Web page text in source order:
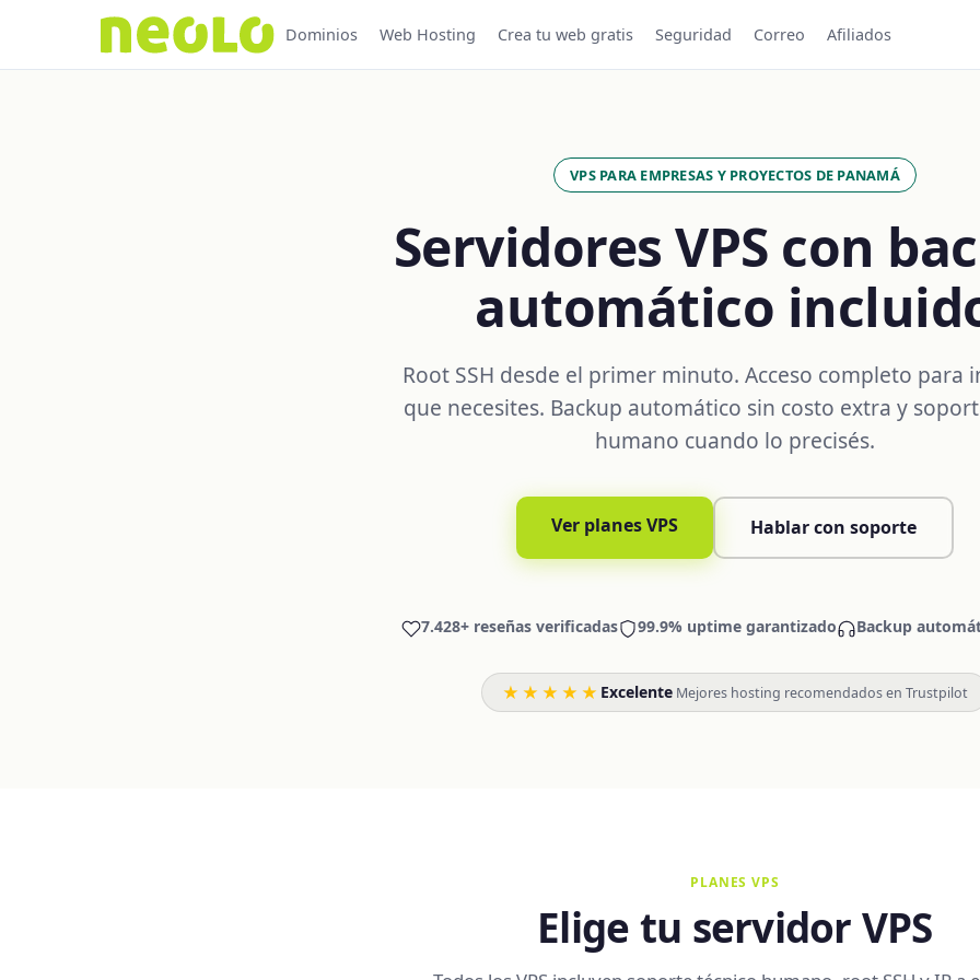
Dominios Web Hosting Crea tu web gratis Seguridad Correo Afiliados
VPS PARA EMPRESAS Y PROYECTOS DE PANAMÁ
Servidores VPS con
automático
Root SSH desde el primer minuto. Acceso completo para
que necesites. Backup automático sin costo extra y
humano cuando lo precisés.
Ver planes VPS Hablar con soporte
7.428+ reseñas verificadas 99.9% uptime garantizado Backup
★★★★★ Excelente Mejores hosting recomendados en Trustpilot
PLANES VPS
Elige tu servidor VPS